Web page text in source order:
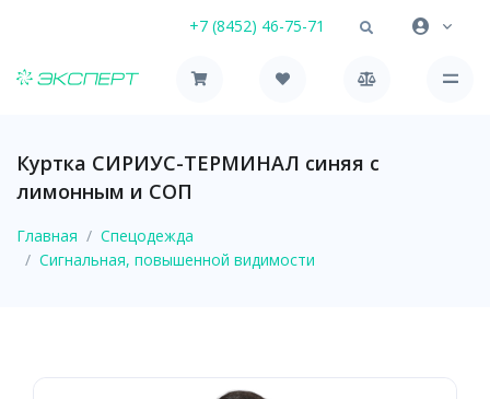
+7 (8452) 46-75-71
Куртка СИРИУС-ТЕРМИНАЛ синяя с
лимонным и СОП
Главная
Спецодежда
Сигнальная, повышенной видимости